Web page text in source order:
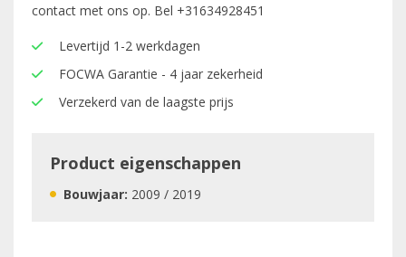
contact met ons op. Bel +31634928451
Levertijd 1-2 werkdagen
FOCWA Garantie - 4 jaar zekerheid
Verzekerd van de laagste prijs
Product eigenschappen
Bouwjaar: 2009 / 2019